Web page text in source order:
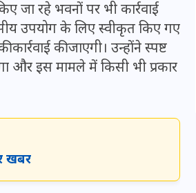
जा रहे भवनों पर भी कार्रवाई
उपयोग के लिए स्वीकृत किए गए
की जाएगी। उन्होंने स्पष्ट
और इस मामले में किसी भी प्रकार
खबर
में लेखपाल के पदों
का विज्ञापन जारी,
शुरू होंगे आवेदन